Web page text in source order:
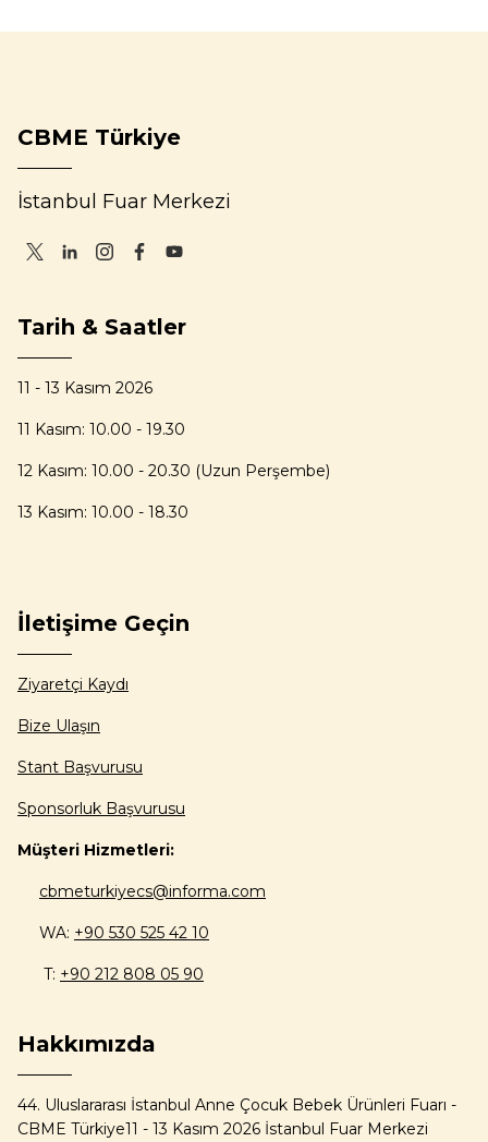
CBME Türkiye
İstanbul Fuar Merkezi
Tarih & Saatler
11 - 13 Kasım 2026
11 Kasım: 10.00 - 19.30
12 Kasım: 10.00 - 20.30 (Uzun Perşembe)
13 Kasım: 10.00 - 18.30
İletişime Geçin
Ziyaretçi Kaydı
Bize Ulaşın
Stant Başvurusu
Sponsorluk Başvurusu
Müşteri Hizmetleri:
cbmeturkiyecs@informa.com
WA: +90 530 525 42 10
T: +90 212 808 05 90
Hakkımızda
44. Uluslararası İstanbul Anne Çocuk Bebek Ürünleri Fuarı -
CBME Türkiye11 - 13 Kasım 2026 İstanbul Fuar Merkezi